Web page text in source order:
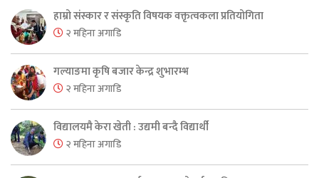
हाम्रो संस्कार र संस्कृति विषयक वक्तृत्वकला प्रतियोगिता
२ महिना अगाडि
गल्याङमा कृषि बजार केन्द्र शुभारम्भ
२ महिना अगाडि
विद्यालयमै केरा खेती : उद्यमी बन्दै विद्यार्थी
२ महिना अगाडि